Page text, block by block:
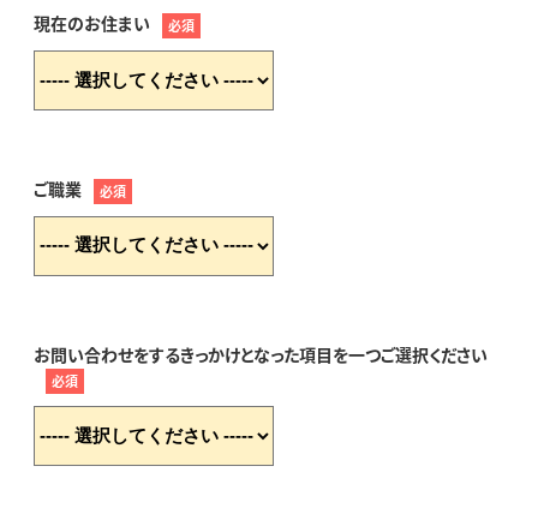
現在のお住まい 必須
ご職業 必須
お問い合わせをするきっかけとなった項目を一つご選択ください
必須